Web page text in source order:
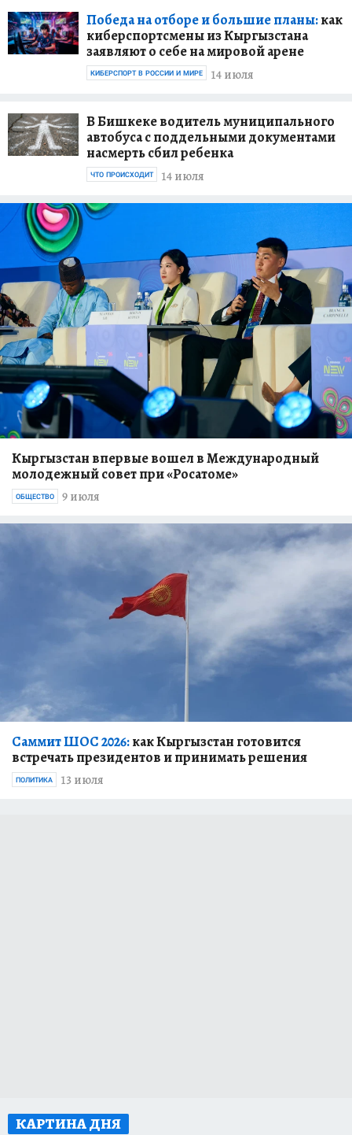
Победа на отборе и большие планы:как
киберспортсмены из Кыргызстана
заявляют о себе на мировой арене
14 июля
КИБЕРСПОРТ В РОССИИ И МИРЕ
В Бишкеке водитель муниципального
автобуса с поддельными документами
насмерть сбил ребенка
14 июля
ЧТО ПРОИСХОДИТ
Кыргызстан впервые вошел в Международный
молодежный совет при «Росатоме»
9 июля
ОБЩЕСТВО
Саммит ШОС 2026:как Кыргызстан готовится
встречать президентов и принимать решения
13 июля
ПОЛИТИКА
КАРТИНА ДНЯ